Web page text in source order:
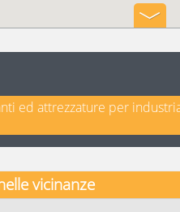
ed attrezzature per
vicinanze